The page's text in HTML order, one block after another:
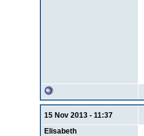
15 Nov 2013 - 11:37
Elisabeth